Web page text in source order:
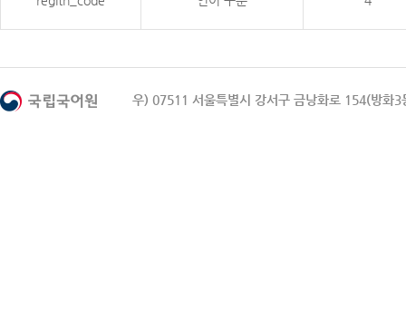
우) 07511 서울특별시 강서구 금낭화로 154(방화3